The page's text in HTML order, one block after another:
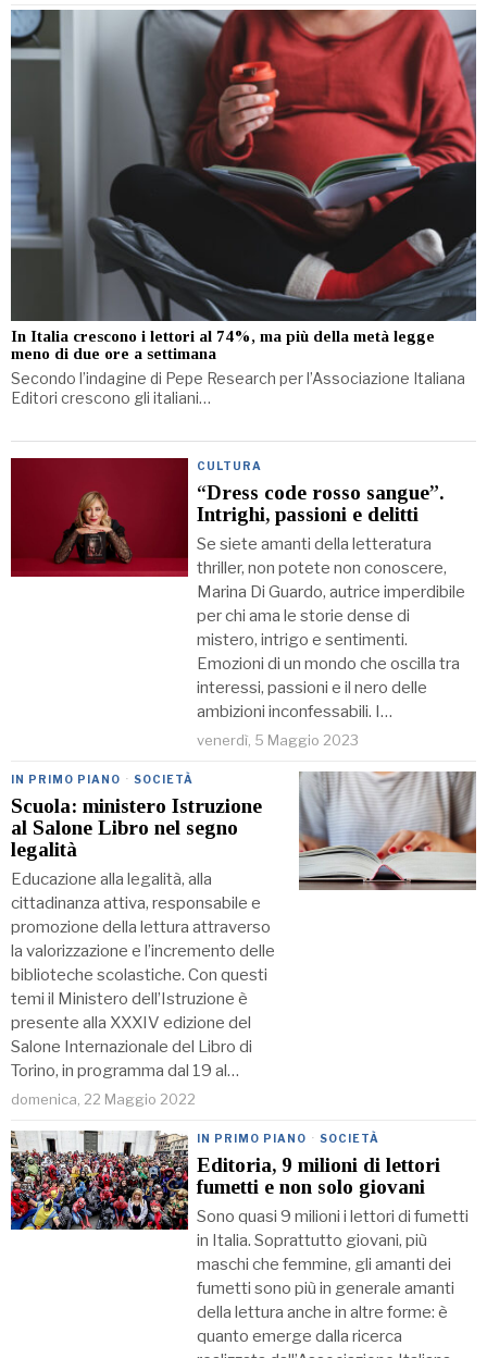
In Italia crescono i lettori al 74%, ma più della metà legge
meno di due ore a settimana
Secondo l’indagine di Pepe Research per l’Associazione Italiana
Editori crescono gli italiani…
CULTURA
“Dress code rosso sangue”.
Intrighi, passioni e delitti
Se siete amanti della letteratura
thriller, non potete non conoscere,
Marina Di Guardo, autrice imperdibile
per chi ama le storie dense di
mistero, intrigo e sentimenti.
Emozioni di un mondo che oscilla tra
interessi, passioni e il nero delle
ambizioni inconfessabili. I…
venerdì, 5 Maggio 2023
IN PRIMO PIANO · SOCIETÀ
Scuola: ministero Istruzione
al Salone Libro nel segno
legalità
Educazione alla legalità, alla
cittadinanza attiva, responsabile e
promozione della lettura attraverso
la valorizzazione e l’incremento delle
biblioteche scolastiche. Con questi
temi il Ministero dell’Istruzione è
presente alla XXXIV edizione del
Salone Internazionale del Libro di
Torino, in programma dal 19 al…
domenica, 22 Maggio 2022
IN PRIMO PIANO · SOCIETÀ
Editoria, 9 milioni di lettori
fumetti e non solo giovani
Sono quasi 9 milioni i lettori di fumetti
in Italia. Soprattutto giovani, più
maschi che femmine, gli amanti dei
fumetti sono più in generale amanti
della lettura anche in altre forme: è
quanto emerge dalla ricerca